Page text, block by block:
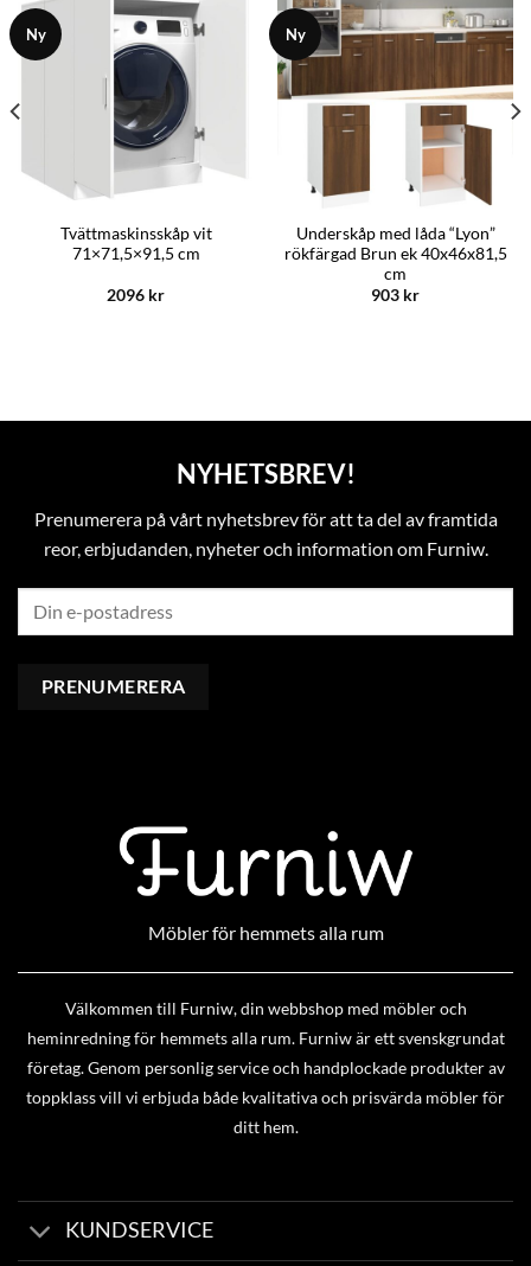
Ny
Tvättmaskinsskåp vit
71×71,5×91,5 cm
2096 kr
Ny
Underskåp med låda “Lyon”
rökfärgad Brun ek 40x46x81,5
cm
903 kr
NYHETSBREV!
Prenumerera på vårt nyhetsbrev för att ta del av framtida
reor, erbjudanden, nyheter och information om Furniw.
Möbler för hemmets alla rum
Välkommen till Furniw, din webbshop med möbler och
heminredning för hemmets alla rum. Furniw är ett svenskgrundat
företag. Genom personlig service och handplockade produkter av
toppklass vill vi erbjuda både kvalitativa och prisvärda möbler för
ditt hem.
KUNDSERVICE